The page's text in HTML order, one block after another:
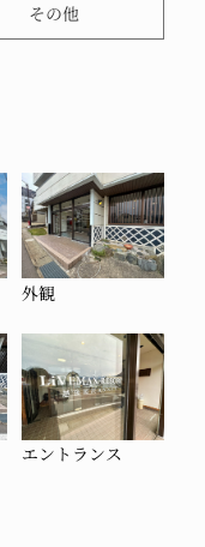
その他
外観
エントランス